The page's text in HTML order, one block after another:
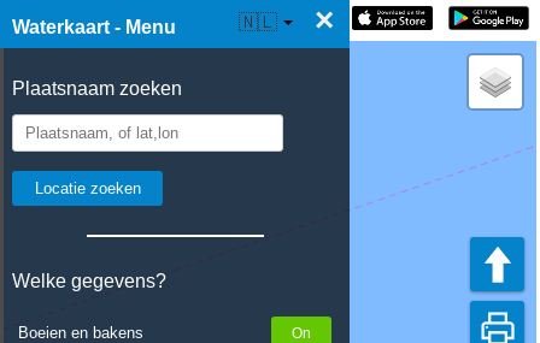
Waterkaart - Menu ×
Plaatsnaam zoeken
Welke gegevens?
Boeien en bakens
☰ Waterkaart Live 🇳🇱